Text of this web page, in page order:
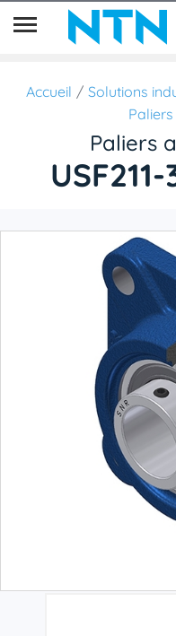
Accueil Solutions
Paliers